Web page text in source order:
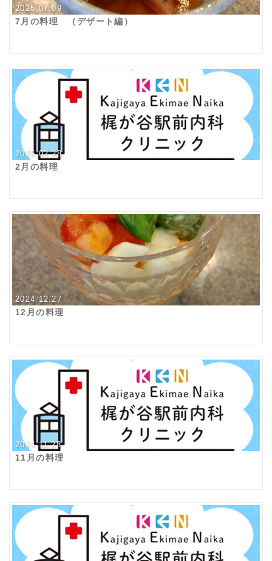
2025.07.09
7月の料理 （デザート編）
2025.02.28
2月の料理
2024.12.27
12月の料理
2024.11.28
11月の料理